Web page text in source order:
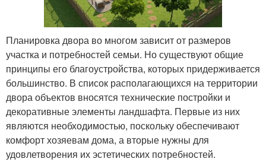
Планировка двора во многом зависит от размеров
участка и потребностей семьи. Но существуют общие
принципы его благоустройства, которых придерживается
большинство. В список располагающихся на территории
двора объектов вносятся технические постройки и
декоративные элементы ландшафта. Первые из них
являются необходимостью, поскольку обеспечивают
комфорт хозяевам дома, а вторые нужны для
удовлетворения их эстетических потребностей.